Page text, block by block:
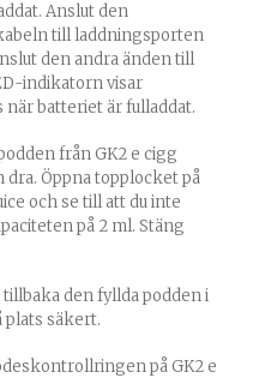
Anslut den
till laddningsporten
den andra änden till
indikatorn visar
batteriet är fulladdat.
från GK2 e cigg
Öppna topplocket på
och se till att du inte
på 2 ml. Stäng
tillbaka den fyllda podden i
plats säkert.
på GK2 e